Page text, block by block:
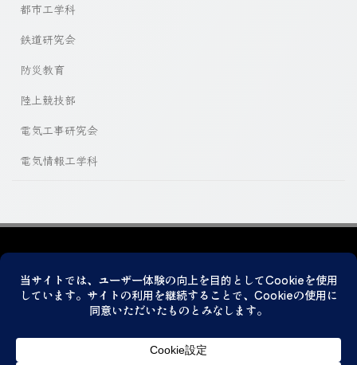
都市工学科
鉄道研究会
防災教育
陸上競技部
電気工事研究会
電気情報工学科
© 2026 神戸市立科学技術高等学校